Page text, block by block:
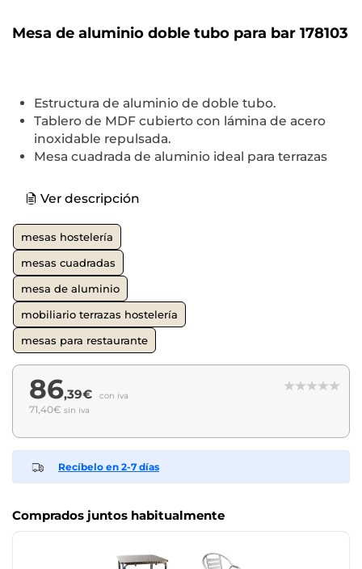
Mesa de aluminio doble tubo para bar 178103
Estructura de aluminio de doble tubo.
Tablero de MDF cubierto con lámina de acero
inoxidable repulsada.
Mesa cuadrada de aluminio ideal para terrazas
Ver descripción
mesas hostelería
mesas cuadradas
mesa de aluminio
mobiliario terrazas hostelería
mesas para restaurante
86,39€ con iva
71,40€ sin iva
Recíbelo en 2-7 días
Comprados juntos habitualmente